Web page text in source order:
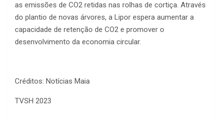
as emissões de CO2 retidas nas rolhas de cortiça. Através
do plantio de novas árvores, a Lipor espera aumentar a
capacidade de retenção de CO2 e promover o
desenvolvimento da economia circular.
Créditos: Notícias Maia
TVSH 2023